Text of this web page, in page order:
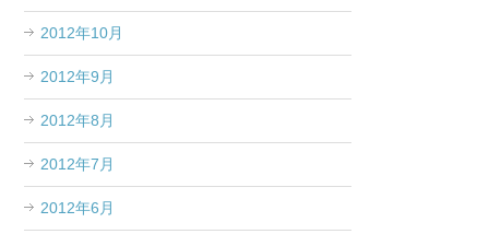
2012年10月
2012年9月
2012年8月
2012年7月
2012年6月